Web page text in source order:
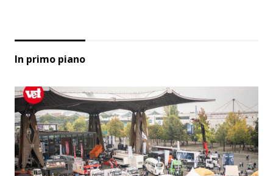
In primo piano